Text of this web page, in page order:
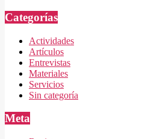
Categorías
Actividades
Artículos
Entrevistas
Materiales
Servicios
Sin categoría
Meta